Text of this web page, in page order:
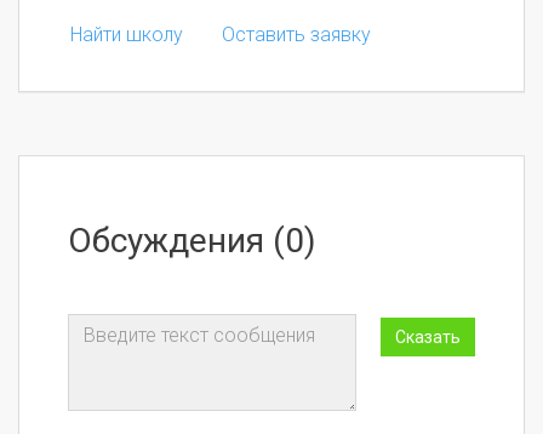
Найти школу Оставить заявку
Обсуждения (0)